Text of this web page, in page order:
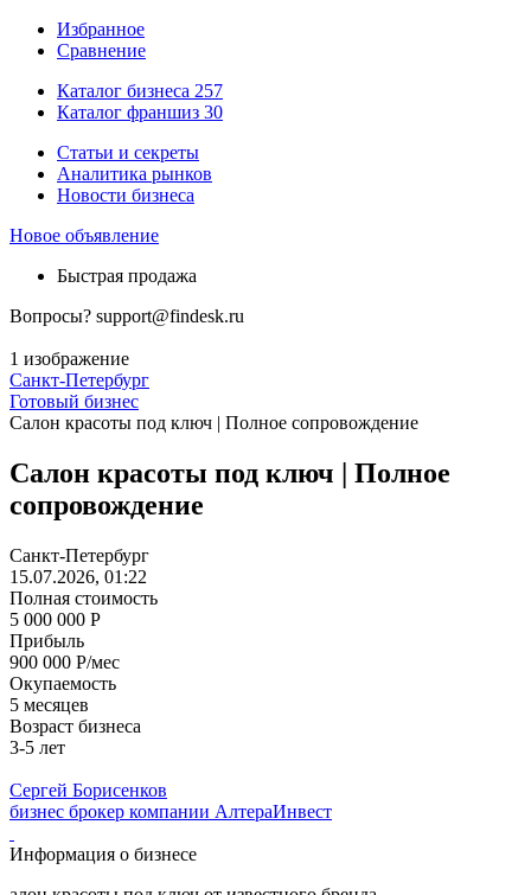
Избранное
Сравнение
Каталог бизнеса 257
Каталог франшиз 30
Статьи и секреты
Аналитика рынков
Новости бизнеса
Новое объявление
Быстрая продажа
Вопросы? support@findesk.ru
1 изображение
Санкт-Петербург
Готовый бизнес
Салон красоты под ключ | Полное сопровождение
Салон красоты под ключ | Полное
сопровождение
Санкт-Петербург
15.07.2026, 01:22
Полная стоимость
5 000 000 Р
Прибыль
900 000 Р/мес
Окупаемость
5 месяцев
Возраст бизнеса
3-5 лет
Сергей Борисенков
бизнес брокер компании АлтераИнвест
Информация о бизнесе